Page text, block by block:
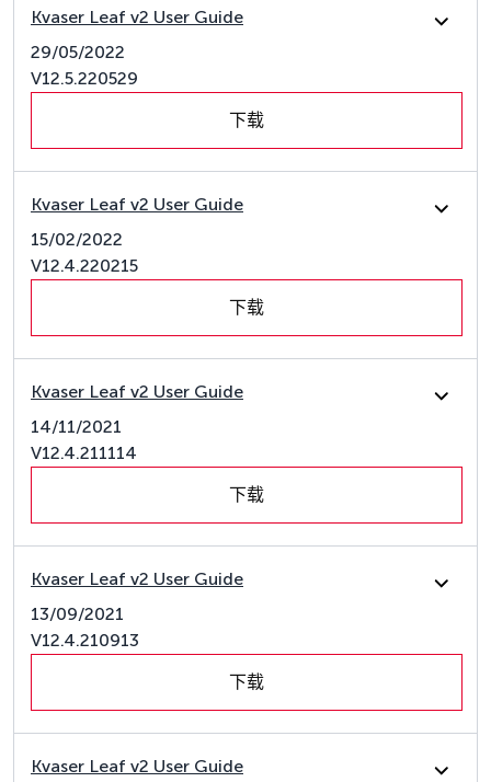
Kvaser Leaf v2 User Guide
29/05/2022
V12.5.220529
下载
Kvaser Leaf v2 User Guide
15/02/2022
V12.4.220215
下载
Kvaser Leaf v2 User Guide
14/11/2021
V12.4.211114
下载
Kvaser Leaf v2 User Guide
13/09/2021
V12.4.210913
下载
Kvaser Leaf v2 User Guide